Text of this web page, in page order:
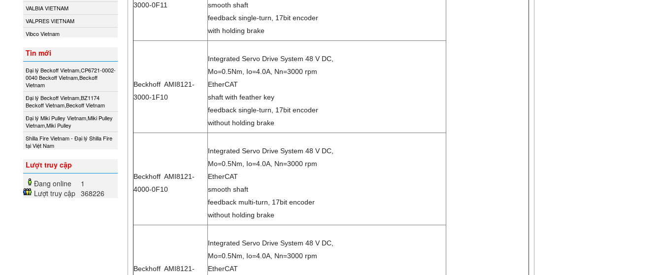
VALBIA VIETNAM
VALPRES VIETNAM
Vibco Vietnam
Tin mới
Đại lý Beckoff Vietnam,CP6721-0002-
0040 Beckoff Vietnam,Beckoff
Vietnam
Đại lý Beckoff Vietnam,BZ1174
Beckoff Vietnam,Beckoff Vietnam
Đại lý Miki Pulley Vietnam,Miki Pulley
Vietnam,Miki Pulley
Shilla Fire Vietnam - Đại lý Shilla Fire
tại Việt Nam
Lượt truy cập
Đang online
1
Lượt truy cập 368226
3000-0F11
smooth shaft
feedback single-turn, 17bit encoder
with holding brake
Beckhoff AMI8121-
3000-1F10
Integrated Servo Drive System 48 V DC,
Mo=0.5Nm, Io=4.0A, Nn=3000 rpm
EtherCAT
shaft with feather key
feedback single-turn, 17bit encoder
without holding brake
Beckhoff AMI8121-
4000-0F10
Integrated Servo Drive System 48 V DC,
Mo=0.5Nm, Io=4.0A, Nn=3000 rpm
EtherCAT
smooth shaft
feedback multi-turn, 17bit encoder
without holding brake
Beckhoff AMI8121-
Integrated Servo Drive System 48 V DC,
Mo=0.5Nm, Io=4.0A, Nn=3000 rpm
EtherCAT